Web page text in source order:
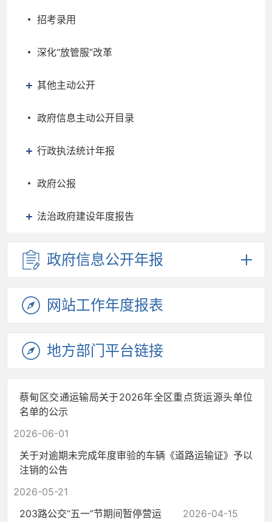
招考录用
深化“放管服”改革
其他主动公开
政府信息主动公开目录
行政执法统计年报
政府公报
法治政府建设年度报告
政府信息公开年报
网站工作年度报表
地方部门平台链接
蔡甸区交通运输局关于2026年全区重点货运源头单位
名单的公示
2026-06-01
关于对逾期未完成年度审验的车辆《道路运输证》予以
注销的公告
2026-05-21
203路公交“五一”节期间暂停营运
2026-04-15